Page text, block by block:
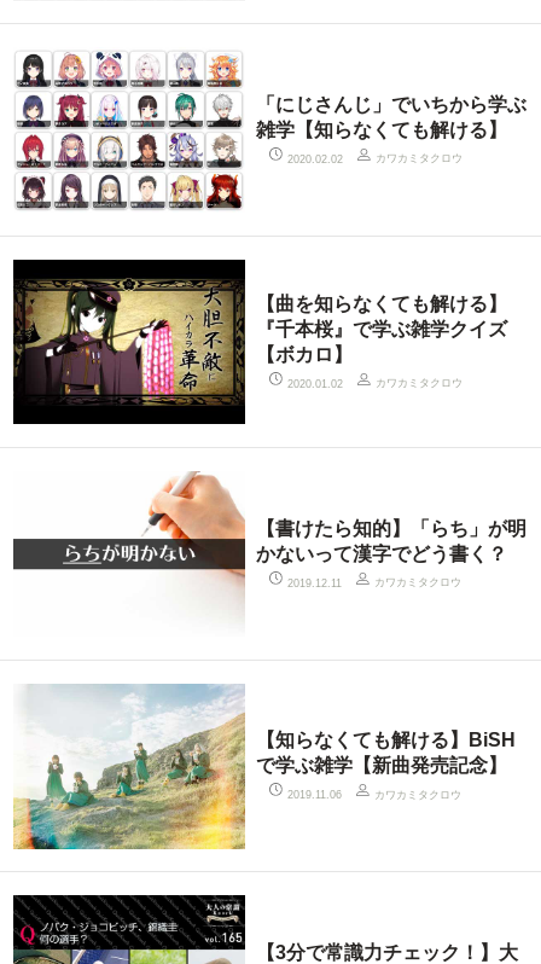
「にじさんじ」でいちから学ぶ
雑学【知らなくても解ける】
2020.02.02 カワカミタクロウ
【曲を知らなくても解ける】
『千本桜』で学ぶ雑学クイズ
【ボカロ】
2020.01.02 カワカミタクロウ
【書けたら知的】「らち」が明
かないって漢字でどう書く？
2019.12.11 カワカミタクロウ
【知らなくても解ける】BiSH
で学ぶ雑学【新曲発売記念】
2019.11.06 カワカミタクロウ
【3分で常識力チェック！】大